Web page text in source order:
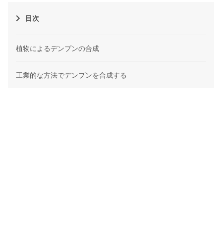
目次
植物によるデンプンの合成
工業的な方法でデンプンを合成する